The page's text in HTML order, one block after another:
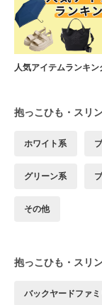
人気アイテムランキン
抱っこひも・スリ
ホワイト系
グリーン系
その他
抱っこひも・スリ
バックヤードファ